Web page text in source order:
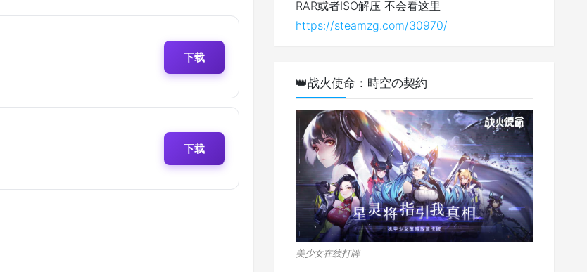
下载
下载
RAR或者ISO解压 不会看这里
https://steamzg.com/30970/
👑战火使命：時空の契約
美少女在线打牌